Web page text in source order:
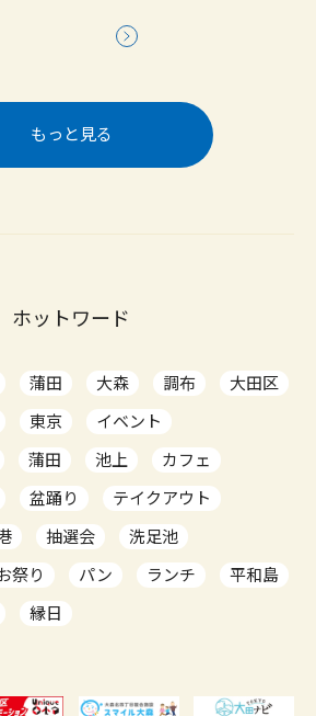
もっと見る
ホットワード
蒲田 大森 調布
大田区
東京
イベント
蒲田 池上
カフェ
盆踊り
テイクアウト
抽選会
洗足池
祭り パン ランチ
平和島
縁日